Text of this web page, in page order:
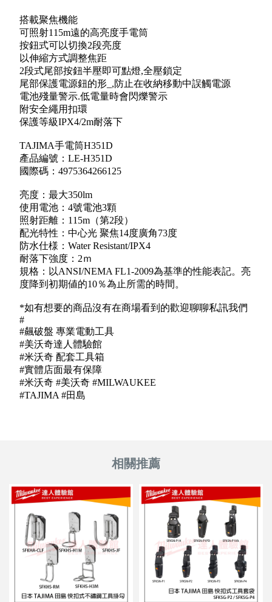
搭載聚焦機能
可照射115m遠的高亮度手電筒
按鈕式可以切換2段亮度
以伸縮方式調整焦距
2段式尾部按鈕半壓即可點燈,全壓鎖定
尾部保護電源鈕的形_,防止在收納移動中誤觸電源
電池殘量警示.低電量時會閃爍警示
附安全繩用扣環
保護等級IPX4/2m耐落下
TAJIMA手電筒H351D
產品編號：LE-H351D
國際碼：4975364266125
亮度：最大350lm
使用電池：4號電池3顆
照射距離：115m（第2段）
配光特性：中心光 聚焦14度廣角73度
防水仕様：Water Resistant/IPX4
耐落下強度：2ｍ
規格：以ANSI/NEMA FL1-2009為基準的性能表記。亮
度降到初期値的10％為止所需的時間。
*如有想要的商品沒有在商場看到的歡迎聊聊私訊我們
#
#飆破盤 專業電動工具
#美沃奇達人體驗館
#米沃奇 配套工具箱
#實體店面最有保障
#米沃奇 #美沃奇 #MILWAUKEE
#TAJIMA #田島